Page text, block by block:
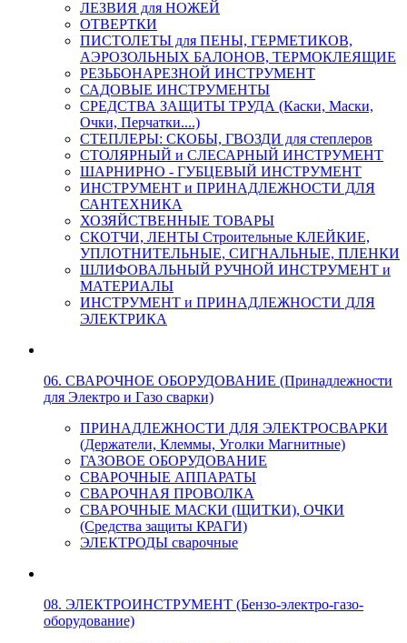
ЛЕЗВИЯ для НОЖЕЙ
ОТВЕРТКИ
ПИСТОЛЕТЫ для ПЕНЫ, ГЕРМЕТИКОВ,
АЭРОЗОЛЬНЫХ БАЛОНОВ, ТЕРМОКЛЕЯЩИЕ
РЕЗЬБОНАРЕЗНОЙ ИНСТРУМЕНТ
САДОВЫЕ ИНСТРУМЕНТЫ
СРЕДСТВА ЗАЩИТЫ ТРУДА (Каски, Маски,
Очки, Перчатки....)
СТЕПЛЕРЫ: СКОБЫ, ГВОЗДИ для степлеров
СТОЛЯРНЫЙ и СЛЕСАРНЫЙ ИНСТРУМЕНТ
ШАРНИРНО - ГУБЦЕВЫЙ ИНСТРУМЕНТ
ИНСТРУМЕНТ и ПРИНАДЛЕЖНОСТИ ДЛЯ
САНТЕХНИКА
ХОЗЯЙСТВЕННЫЕ ТОВАРЫ
СКОТЧИ, ЛЕНТЫ Строительные КЛЕЙКИЕ,
УПЛОТНИТЕЛЬНЫЕ, СИГНАЛЬНЫЕ, ПЛЕНКИ
ШЛИФОВАЛЬНЫЙ РУЧНОЙ ИНСТРУМЕНТ и
МАТЕРИАЛЫ
ИНСТРУМЕНТ и ПРИНАДЛЕЖНОСТИ ДЛЯ
ЭЛЕКТРИКА
06. СВАРОЧНОЕ ОБОРУДОВАНИЕ (Принадлежности
для Электро и Газо сварки)
ПРИНАДЛЕЖНОСТИ ДЛЯ ЭЛЕКТРОСВАРКИ
(Держатели, Клеммы, Уголки Магнитные)
ГАЗОВОЕ ОБОРУДОВАНИЕ
СВАРОЧНЫЕ АППАРАТЫ
СВАРОЧНАЯ ПРОВОЛКА
СВАРОЧНЫЕ МАСКИ (ЩИТКИ), ОЧКИ
(Средства защиты КРАГИ)
ЭЛЕКТРОДЫ сварочные
08. ЭЛЕКТРОИНСТРУМЕНТ (Бензо-электро-газо-
оборудование)